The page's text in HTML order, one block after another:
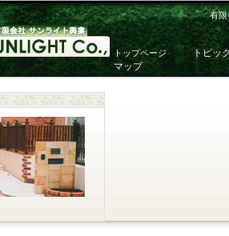
有
トップページ
トピッ
マップ